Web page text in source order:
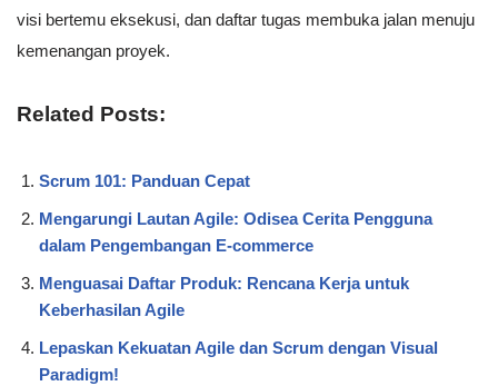
visi bertemu eksekusi, dan daftar tugas membuka jalan menuju
kemenangan proyek.
Related Posts:
Scrum 101: Panduan Cepat
Mengarungi Lautan Agile: Odisea Cerita Pengguna
dalam Pengembangan E-commerce
Menguasai Daftar Produk: Rencana Kerja untuk
Keberhasilan Agile
Lepaskan Kekuatan Agile dan Scrum dengan Visual
Paradigm!